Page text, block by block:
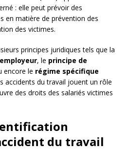
: elle peut prévoir des
en matière de prévention des
des victimes.
principes juridiques tels que la
, le principe de
encore le régime spécifique
accidents du travail jouent un rôle
des droits des salariés victimes
du travail